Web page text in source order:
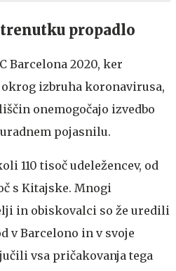
propadlo
Barcelona 2020, ker
izbruha koronavirusa,
onemogočajo izvedbo
pojasnilu.
110 tisoč udeležencev, od
s Kitajske. Mnogi
in obiskovalci so že uredili
v Barcelono in v svoje
vsa pričakovanja tega